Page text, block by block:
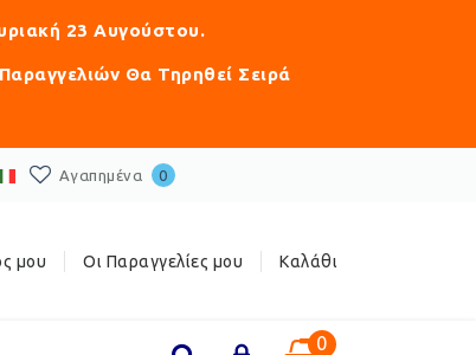
23 Αυγούστου.
Θα Τηρηθεί Σειρά
Αγαπημένα 0
μου Οι Παραγγελίες μου Καλάθι
0